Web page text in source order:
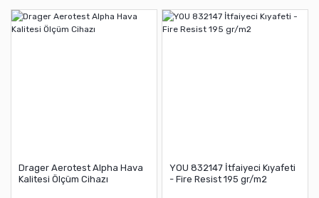
Drager Aerotest Alpha Hava
Kalitesi Ölçüm Cihazı
YOU 832147 İtfaiyeci Kıyafeti
- Fire Resist 195 gr/m2